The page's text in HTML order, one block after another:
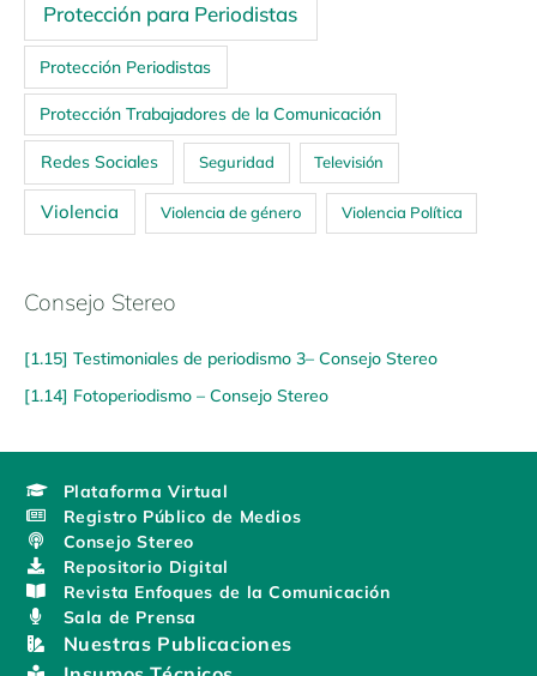
Protección para Periodistas
Protección Periodistas
Protección Trabajadores de la Comunicación
Redes Sociales Seguridad Televisión
Violencia Violencia de género Violencia Política
Consejo Stereo
[1.15] Testimoniales de periodismo 3– Consejo Stereo
[1.14] Fotoperiodismo – Consejo Stereo
Plataforma Virtual
Registro Público de Medios
Consejo Stereo
Repositorio Digital
Revista Enfoques de la Comunicación
Sala de Prensa
Nuestras Publicaciones